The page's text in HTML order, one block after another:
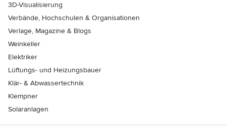
3D-Visualisierung
Verbände, Hochschulen & Organisationen
Verlage, Magazine & Blogs
Weinkeller
Elektriker
Lüftungs- und Heizungsbauer
Klär- & Abwassertechnik
Klempner
Solaranlagen